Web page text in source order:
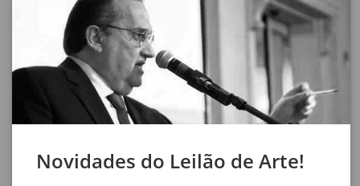
Ivonaldo Veloso De Melo
O Pássaro Azul
acrílica sobre tela
assinatura inf. dir.
Lote 32
Mirian Inês da Silva
Casal e Pássaro
26 x 40 cm
óleo sobre madeira
assinatura na peça
Novidades do Leilão de Arte!